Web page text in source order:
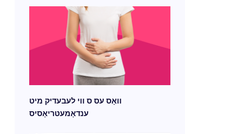
וואָס עס ס ווי לעבעדיק מיט
ענדאָמעטריאָסיס